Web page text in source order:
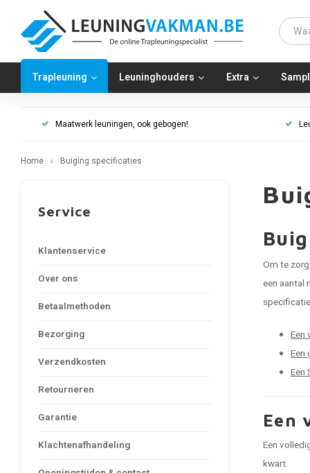
Trapleuning Leuninghouders Extra
Maatwerk leuningen, ook gebogen!
Home Buiging specificaties
Service
Klantenservice
Over ons
Betaalmethoden
Bezorging
Verzendkosten
Retourneren
Garantie
Klachtenafhandeling
Om te
een aantal
Een
Een
Een
Een
Een
kwart.